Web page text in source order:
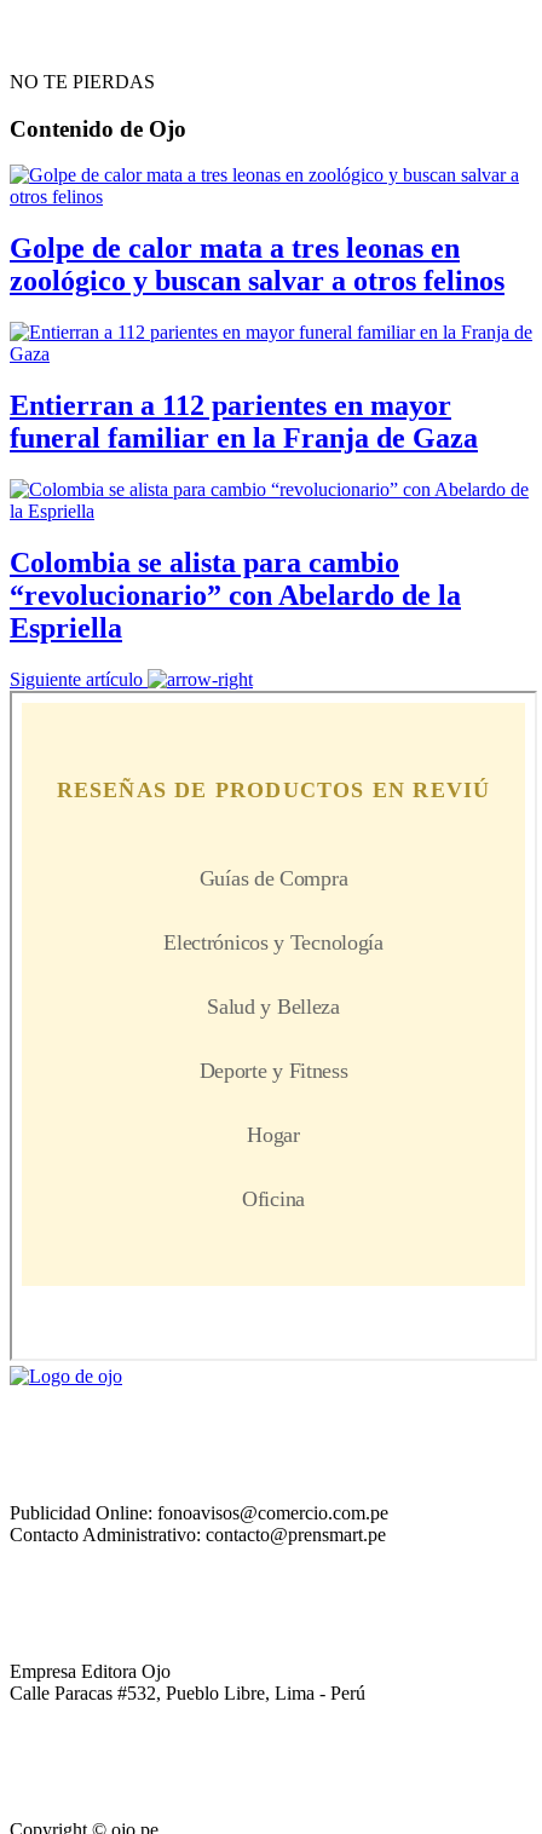
NO TE PIERDAS
Contenido de Ojo
Golpe de calor mata a tres leonas en
zoológico y buscan salvar a otros felinos
Entierran a 112 parientes en mayor
funeral familiar en la Franja de Gaza
Colombia se alista para cambio
“revolucionario” con Abelardo de la
Espriella
Siguiente artículo
Publicidad Online: fonoavisos@comercio.com.pe
Contacto Administrativo: contacto@prensmart.pe
Empresa Editora Ojo
Calle Paracas #532, Pueblo Libre, Lima - Perú
Copyright © ojo.pe